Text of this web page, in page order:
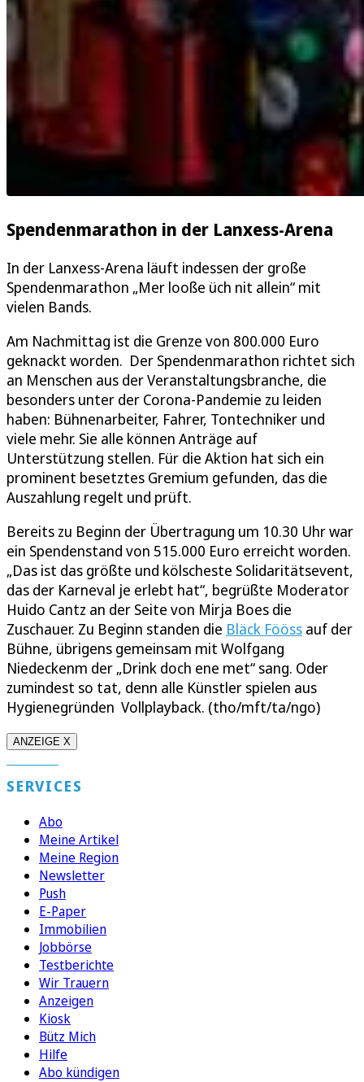
Spendenmarathon in der Lanxess-Arena
In der Lanxess-Arena läuft indessen der große
Spendenmarathon „Mer looße üch nit allein“ mit
vielen Bands.
Am Nachmittag ist die Grenze von 800.000 Euro
geknackt worden. Der Spendenmarathon richtet sich
an Menschen aus der Veranstaltungsbranche, die
besonders unter der Corona-Pandemie zu leiden
haben: Bühnenarbeiter, Fahrer, Tontechniker und
viele mehr. Sie alle können Anträge auf
Unterstützung stellen. Für die Aktion hat sich ein
prominent besetztes Gremium gefunden, das die
Auszahlung regelt und prüft.
Bereits zu Beginn der Übertragung um 10.30 Uhr war
ein Spendenstand von 515.000 Euro erreicht worden.
„Das ist das größte und kölscheste Solidaritätsevent,
das der Karneval je erlebt hat“, begrüßte Moderator
Huido Cantz an der Seite von Mirja Boes die
Zuschauer. Zu Beginn standen die Bläck Fööss auf der
Bühne, übrigens gemeinsam mit Wolfgang
Niedeckenm der „Drink doch ene met“ sang. Oder
zumindest so tat, denn alle Künstler spielen aus
Hygienegründen Vollplayback. (tho/mft/ta/ngo)
ANZEIGE X
SERVICES
Abo
Meine Artikel
Meine Region
Newsletter
Push
E-Paper
Immobilien
Jobbörse
Testberichte
Wir Trauern
Anzeigen
Kiosk
Bütz Mich
Hilfe
Abo kündigen